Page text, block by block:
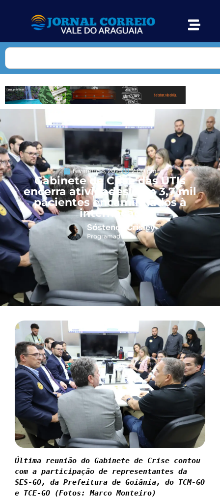
fevereiro 5, 2025 2:00 pm
Gabinete de Crise das UTIs
encerra atividades com 3,7 mil
pacientes encaminhados à
internação
Sóstenes Crisley
Programador
Última reunião do Gabinete de Crise contou
com a participação de representantes da
SES-GO, da Prefeitura de Goiânia, do TCM-GO
e TCE-GO (Fotos: Marco Monteiro)